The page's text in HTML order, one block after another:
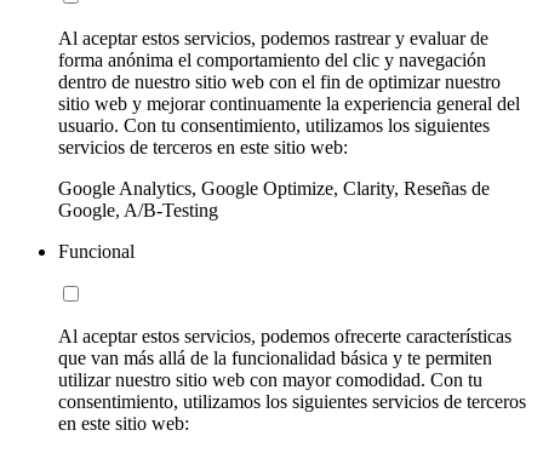
Al aceptar estos servicios, podemos rastrear y evaluar de
forma anónima el comportamiento del clic y navegación
dentro de nuestro sitio web con el fin de optimizar nuestro
sitio web y mejorar continuamente la experiencia general del
usuario. Con tu consentimiento, utilizamos los siguientes
servicios de terceros en este sitio web:
Google Analytics, Google Optimize, Clarity, Reseñas de
Google, A/B-Testing
Funcional
Al aceptar estos servicios, podemos ofrecerte características
que van más allá de la funcionalidad básica y te permiten
utilizar nuestro sitio web con mayor comodidad. Con tu
consentimiento, utilizamos los siguientes servicios de terceros
en este sitio web: